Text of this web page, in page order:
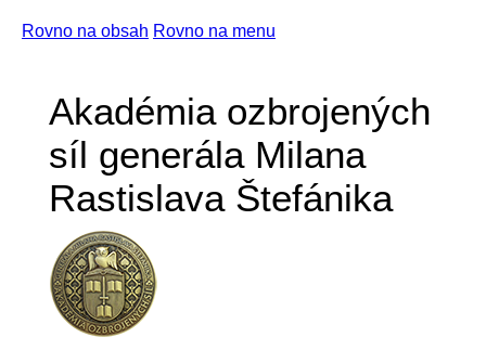
Rovno na obsah Rovno na menu
Akadémia ozbrojených
síl generála Milana
Rastislava Štefánika